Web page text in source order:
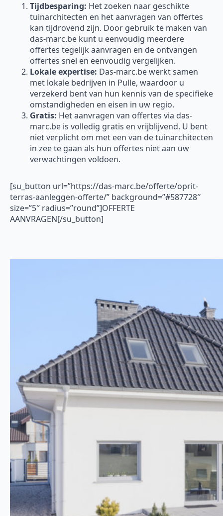
Tijdbesparing: Het zoeken naar geschikte
tuinarchitecten en het aanvragen van offertes
kan tijdrovend zijn. Door gebruik te maken van
das-marc.be kunt u eenvoudig meerdere
offertes tegelijk aanvragen en de ontvangen
offertes snel en eenvoudig vergelijken.
Lokale expertise: Das-marc.be werkt samen
met lokale bedrijven in Pulle, waardoor u
verzekerd bent van hun kennis van de specifieke
omstandigheden en eisen in uw regio.
Gratis: Het aanvragen van offertes via das-
marc.be is volledig gratis en vrijblijvend. U bent
niet verplicht om met een van de tuinarchitecten
in zee te gaan als hun offertes niet aan uw
verwachtingen voldoen.
[su_button url=”https://das-marc.be/offerte/oprit-
terras-aanleggen-offerte/” background=”#587728″
size=”5″ radius=”round”]OFFERTE
AANVRAGEN[/su_button]